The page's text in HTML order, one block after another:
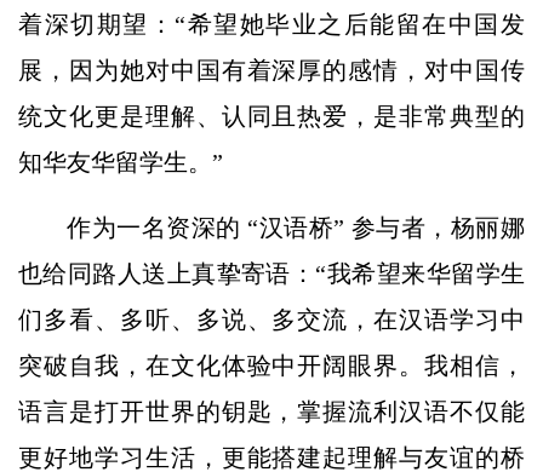
着深切期望：“希望她毕业之后能留在中国发
展，因为她对中国有着深厚的感情，对中国传
统文化更是理解、认同且热爱，是非常典型的
知华友华留学生。”
作为一名资深的 “汉语桥” 参与者，杨丽娜
也给同路人送上真挚寄语：“我希望来华留学生
们多看、多听、多说、多交流，在汉语学习中
突破自我，在文化体验中开阔眼界。我相信，
语言是打开世界的钥匙，掌握流利汉语不仅能
更好地学习生活，更能搭建起理解与友谊的桥